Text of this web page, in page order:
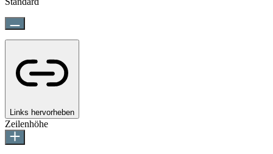
Links hervorheben
Zeilenhöhe